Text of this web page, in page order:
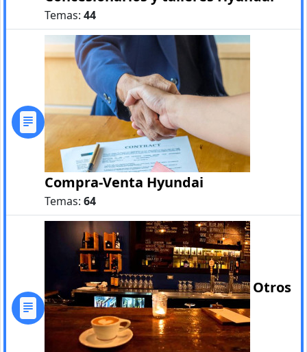
Temas: 44
Compra-Venta Hyundai
Temas: 64
Otros